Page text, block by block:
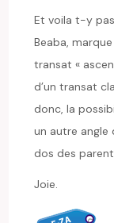
Et voila t-y
Beaba,
transat «
d’un transat
donc, la
un autre angle
dos des
Joie.